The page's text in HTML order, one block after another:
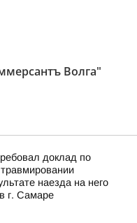
Волга"
доклад по
наезда на него
г. Самаре